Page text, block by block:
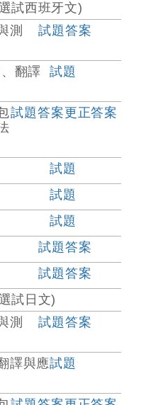
試西班牙文)
測
試題答案
翻譯
試題
試題答案更正答案
試題
試題
試題
試題答案
試題答案
試日文)
測
試題答案
譯與應試題